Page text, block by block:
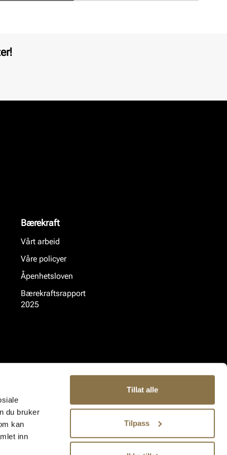
du bruker
kan
inn
Tillat alle
Tilpass
Bærekraft
Vårt arbeid
Våre policyer
Åpenhetsloven
Bærekraftsrapport
2025